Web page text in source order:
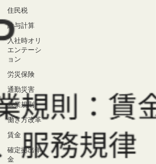
住民税
給与計算
入社時オリ
エンテーシ
ョン
労災保険
通勤災害
就業規則
働き方改革
賃金
確定拠出年
金